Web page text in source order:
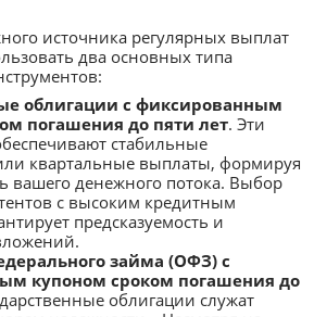
источника регулярных выплат
два основных типа
облигации с фиксированным
погашения до пяти лет. Эти
стабильные
квартальные выплаты, формируя
вашего денежного потока. Выбор
с высоким кредитным
предсказуемость и
займа (ОФЗ) с
купоном сроком погашения до
облигации служат